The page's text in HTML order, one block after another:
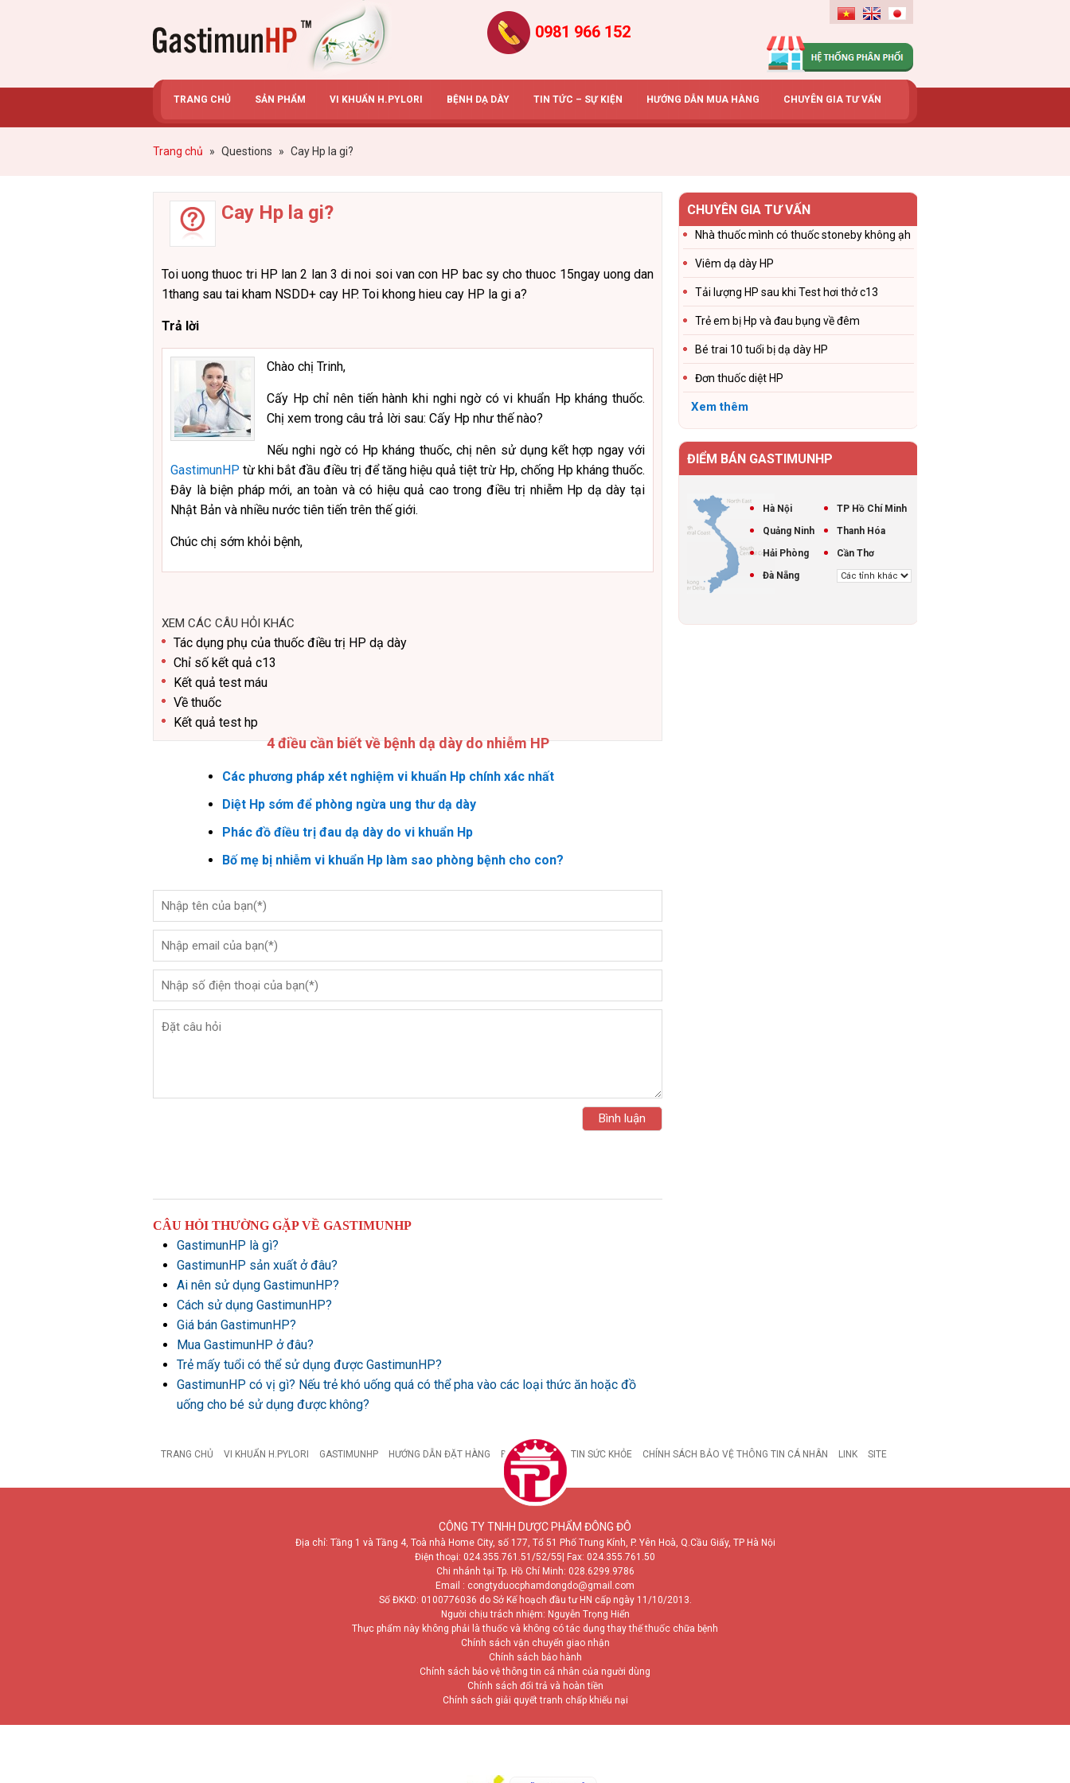
0981 966 152
TRANG CHỦ SẢN PHẨM VI KHUẨN H.PYLORI BỆNH DẠ DÀY TIN TỨC – SỰ KIỆN HƯỚNG DẪN MUA HÀNG CHUYÊN GIA TƯ VẤN
Trang chủ » Questions » Cay Hp la gi?
Cay Hp la gi?
Toi uong thuoc tri HP lan 2 lan 3 di noi soi van con HP bac sy cho thuoc 15ngay uong dan
1thang sau tai kham NSDD+ cay HP. Toi khong hieu cay HP la gi a?
Trả lời
Chào chị Trinh,
Cấy Hp chỉ nên tiến hành khi nghi ngờ có vi khuẩn Hp kháng thuốc.
Chị xem trong câu trả lời sau: Cấy Hp như thế nào?
Nếu nghi ngờ có Hp kháng thuốc, chị nên sử dụng kết hợp ngay với
GastimunHP từ khi bắt đầu điều trị để tăng hiệu quả tiệt trừ Hp, chống Hp kháng thuốc.
Đây là biện pháp mới, an toàn và có hiệu quả cao trong điều trị nhiễm Hp dạ dày tại
Nhật Bản và nhiều nước tiên tiến trên thế giới.
Chúc chị sớm khỏi bệnh,
XEM CÁC CÂU HỎI KHÁC
Tác dụng phụ của thuốc điều trị HP dạ dày
Chỉ số kết quả c13
Kết quả test máu
Về thuốc
Kết quả test hp
4 điều cần biết về bệnh dạ dày do nhiễm HP
Các phương pháp xét nghiệm vi khuẩn Hp chính xác nhất
Diệt Hp sớm để phòng ngừa ung thư dạ dày
Phác đồ điều trị đau dạ dày do vi khuẩn Hp
Bố mẹ bị nhiễm vi khuẩn Hp làm sao phòng bệnh cho con?
CÂU HỎI THƯỜNG GẶP VỀ GASTIMUNHP
GastimunHP là gì?
GastimunHP sản xuất ở đâu?
Ai nên sử dụng GastimunHP?
Cách sử dụng GastimunHP?
Giá bán GastimunHP?
Mua GastimunHP ở đâu?
Trẻ mấy tuổi có thể sử dụng được GastimunHP?
GastimunHP có vị gì? Nếu trẻ khó uống quá có thể pha vào các loại thức ăn hoặc đồ
uống cho bé sử dụng được không?
CHUYÊN GIA TƯ VẤN
Nhà thuốc mình có thuốc stoneby không ạh
Viêm dạ dày HP
Tải lượng HP sau khi Test hơi thở c13
Trẻ em bị Hp và đau bụng về đêm
Bé trai 10 tuổi bị dạ dày HP
Đơn thuốc diệt HP
Xem thêm
ĐIỂM BÁN GASTIMUNHP
Hà Nội
TP Hồ Chí Minh
Quảng Ninh
Thanh Hóa
Hải Phòng
Cần Thơ
Đà Nẵng
TRANG CHỦ VI KHUẨN H.PYLORI GASTIMUNHP HƯỚNG DẪN ĐẶT HÀNG BỆNH DẠ DÀY TIN SỨC KHỎE CHÍNH SÁCH BẢO VỆ THÔNG TIN CÁ NHÂN LINK SITE
CÔNG TY TNHH DƯỢC PHẨM ĐÔNG ĐÔ
Địa chỉ: Tầng 1 và Tầng 4, Toà nhà Home City, số 177, Tổ 51 Phố Trung Kính, P. Yên Hoà, Q.Cầu Giấy, TP Hà Nội
Điện thoại: 024.355.761.51/52/55 | Fax: 024.355.761.50
Chi nhánh tại Tp. Hồ Chí Minh: 028.6299.9786
Email : congtyduocphamdongdo@gmail.com
Số ĐKKD: 0100776036 do Sở Kế hoạch đầu tư HN cấp ngày 11/10/2013.
Người chịu trách nhiệm: Nguyễn Trọng Hiển
Thực phẩm này không phải là thuốc và không có tác dụng thay thế thuốc chữa bệnh
Chính sách vận chuyển giao nhận
Chính sách bảo hành
Chính sách bảo vệ thông tin cá nhân của người dùng
Chính sách đổi trả và hoàn tiền
Chính sách giải quyết tranh chấp khiếu nại